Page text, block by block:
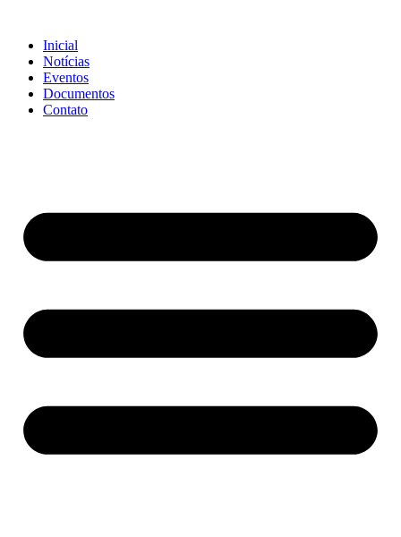
conteúdo
Inicial
Notícias
Eventos
Documentos
Contato